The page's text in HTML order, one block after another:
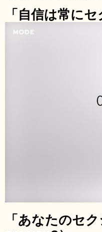
「自信は常に
「あなたのセ